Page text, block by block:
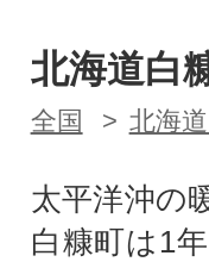
北海道白
全国 北海道
太平洋沖の
白糠町は1